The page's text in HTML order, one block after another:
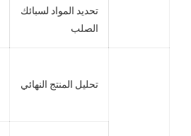
تحديد المواد لسبائك
الصلب
تحليل المنتج النهائي